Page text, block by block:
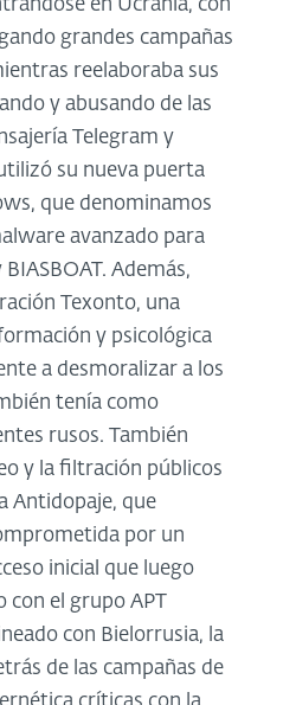
en Ucrania, con
grandes campañas
reelaboraba sus
y abusando de las
Telegram y
su nueva puerta
que denominamos
avanzado para
Además,
Texonto, una
y psicológica
a desmoralizar a los
tenía como
rusos. También
y la filtración públicos
Antidopaje, que
por un
inicial que luego
con el grupo APT
con Bielorrusia, la
de las campañas de